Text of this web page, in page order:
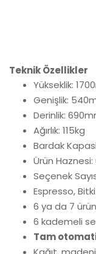
Teknik Özellikler
Yükseklik:
Genişlik:
Derinlik:
Ağırlık: 115kg
Bardak
Ürün
Seçenek
Espresso,
6 ya da 7
6 kademeli
Tam